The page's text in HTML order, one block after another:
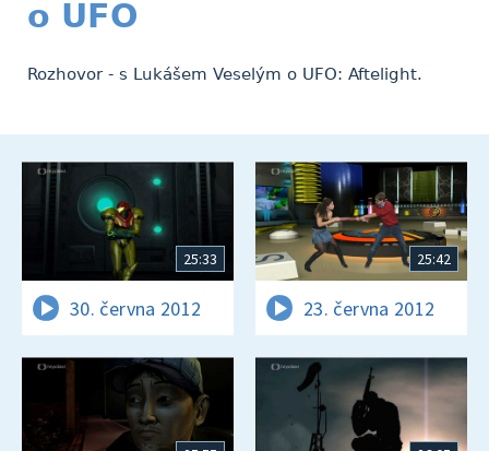
o UFO
Rozhovor - s Lukášem Veselým o UFO: Aftelight.
25:33
30. června 2012
25:42
23. června 2012